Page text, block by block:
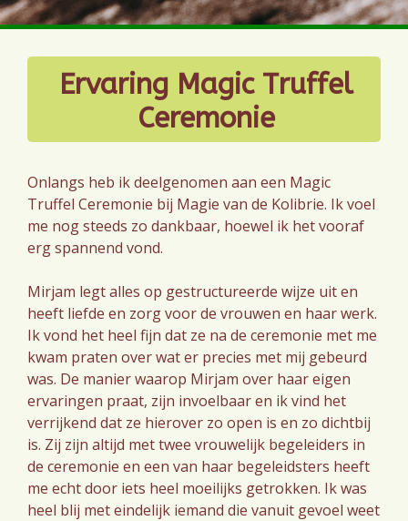
Ervaring Magic Truffel
Ceremonie
Onlangs heb ik deelgenomen aan een Magic
Truffel Ceremonie bij Magie van de Kolibrie. Ik voel
me nog steeds zo dankbaar, hoewel ik het vooraf
erg spannend vond.
Mirjam legt alles op gestructureerde wijze uit en
heeft liefde en zorg voor de vrouwen en haar werk.
Ik vond het heel fijn dat ze na de ceremonie met me
kwam praten over wat er precies met mij gebeurd
was. De manier waarop Mirjam over haar eigen
ervaringen praat, zijn invoelbaar en ik vind het
verrijkend dat ze hierover zo open is en zo dichtbij
is. Zij zijn altijd met twee vrouwelijk begeleiders in
de ceremonie en een van haar begeleidsters heeft
me echt door iets heel moeilijks getrokken. Ik was
heel blij met eindelijk iemand die vanuit gevoel weet